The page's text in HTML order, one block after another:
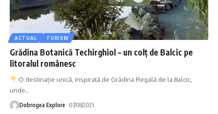
ACTUAL TURISM
Grădina Botanică Techirghiol – un colț de Balcic pe
litoralul românesc
O destinație unică, inspirată de Grădina Regală de la Balcic,
unde…
Dobrogea Explore 07/08/2025